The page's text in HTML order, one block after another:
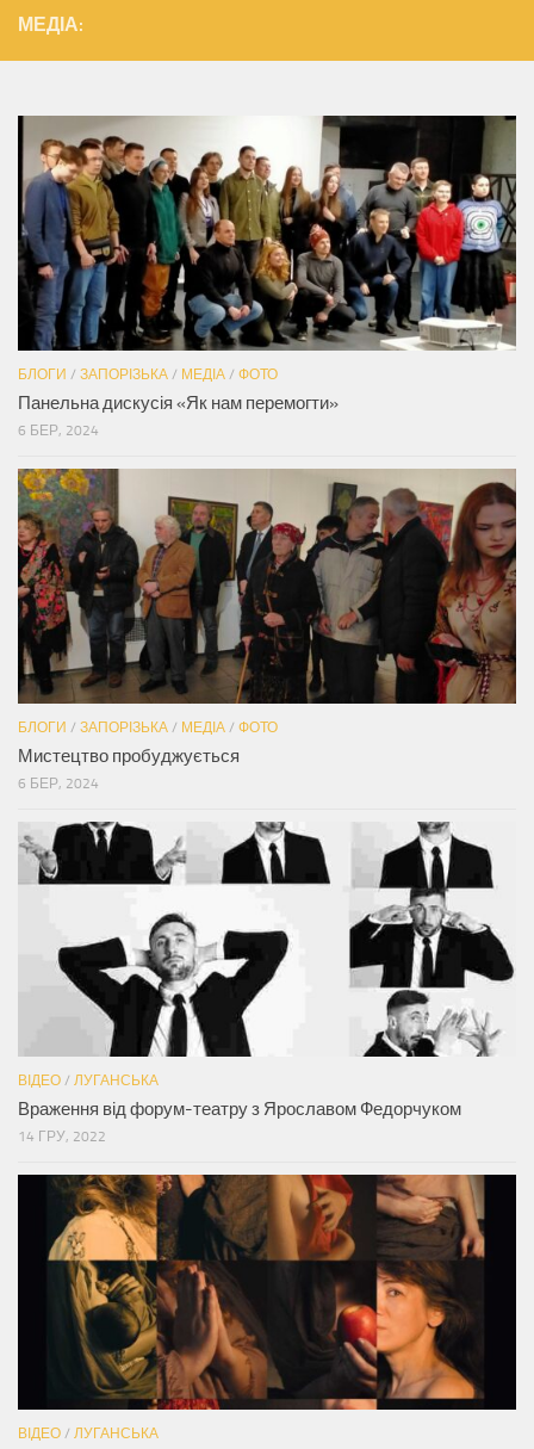
МЕДІА:
БЛОГИ / ЗАПОРІЗЬКА / МЕДІА / ФОТО
Панельна дискусія «Як нам перемогти»
6 БЕР, 2024
БЛОГИ / ЗАПОРІЗЬКА / МЕДІА / ФОТО
Мистецтво пробуджується
6 БЕР, 2024
ВІДЕО / ЛУГАНСЬКА
Враження від форум-театру з Ярославом Федорчуком
14 ГРУ, 2022
ВІДЕО / ЛУГАНСЬКА